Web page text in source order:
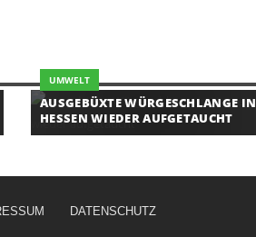
UMWELT
AUSGEBÜXTE WÜRGESCHLANGE IN
HESSEN WIEDER AUFGETAUCHT
DATENSCHUTZ